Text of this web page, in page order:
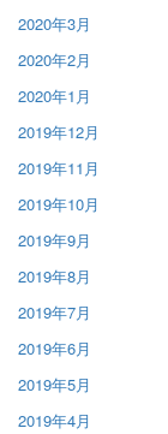
2020年3月
2020年2月
2020年1月
2019年12月
2019年11月
2019年10月
2019年9月
2019年8月
2019年7月
2019年6月
2019年5月
2019年4月